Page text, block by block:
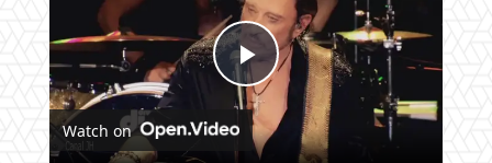
Play
Video
Watch on